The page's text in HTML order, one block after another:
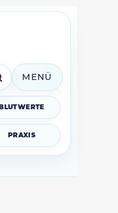
BLUTWERTE
PRAXIS
MENÜ